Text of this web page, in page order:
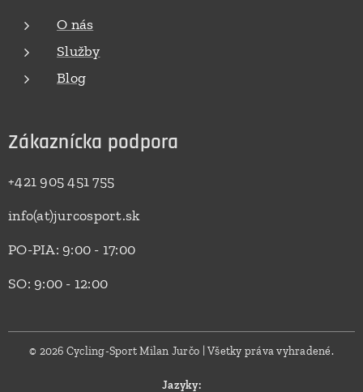
O nás
Služby
Blog
Zákaznícka podpora
+421 905 451 755
info(at)jurcosport.sk
PO-PIA: 9:00 - 17:00
SO: 9:00 - 12:00
© 2026 Cycling-Sport Milan Jurčo | Všetky práva vyhradené.
Jazyky